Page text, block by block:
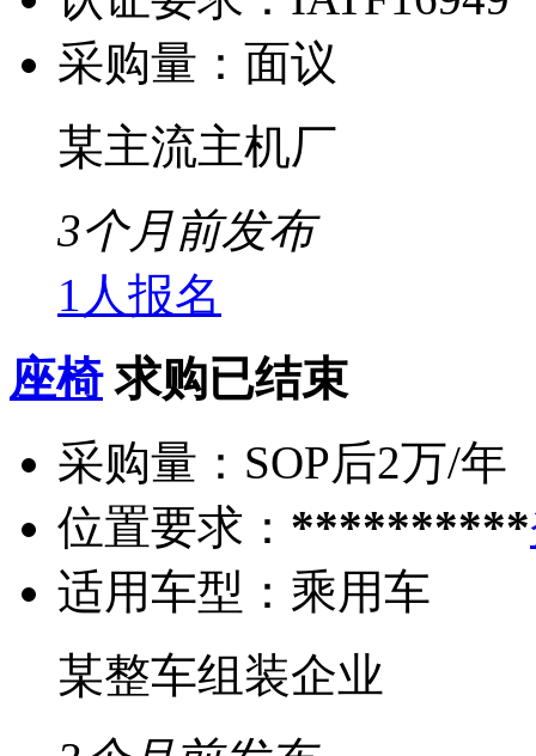
采购量： 面议
某主流主机厂
3个月前发布
1人报名
座椅 求购已结束
采购量： SOP后2万/年
位置要求： **********
适用车型： 乘用车
某整车组装企业